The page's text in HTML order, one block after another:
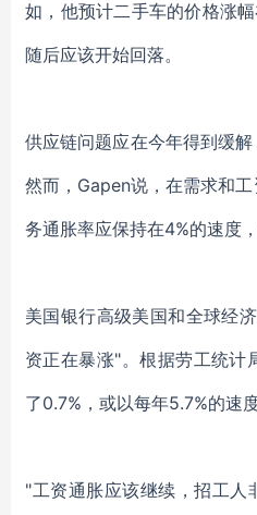
如，他预计二手车的价格涨
随后应该开始回落。
供应链问题应在今年得到缓解
然而， Gapen说，在需求和
务通胀率应保持在4%的速度
美国银行高级美国和全球经
资正在暴涨"。根据劳工统计
了0.7%，或以每年5.7%的速度
"工资通胀应该继续 ， 招工人